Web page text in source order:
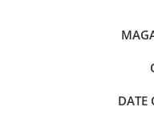
Capace WC copii &
DATE